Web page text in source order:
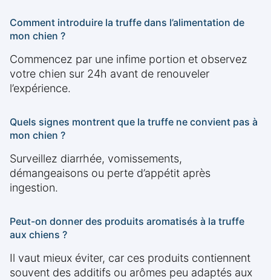
Comment introduire la truffe dans l’alimentation de
mon chien ?
Commencez par une infime portion et observez
votre chien sur 24h avant de renouveler
l’expérience.
Quels signes montrent que la truffe ne convient pas à
mon chien ?
Surveillez diarrhée, vomissements,
démangeaisons ou perte d’appétit après
ingestion.
Peut-on donner des produits aromatisés à la truffe
aux chiens ?
Il vaut mieux éviter, car ces produits contiennent
souvent des additifs ou arômes peu adaptés aux